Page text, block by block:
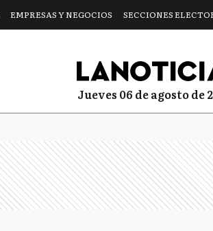
EMPRESAS Y NEGOCIOS SECCIONES
jueves 06 de agosto de